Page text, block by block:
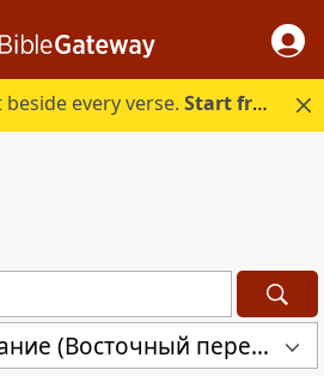
every verse.Start free.
Священное Писание (Восточный перевод), версия для Таджикистана (CARST)